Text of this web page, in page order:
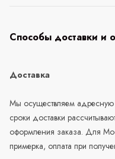
Способы доставки и
Доставка
Мы осуществляем адресную
сроки доставки
оформления заказа. Для
примерка, оплата при